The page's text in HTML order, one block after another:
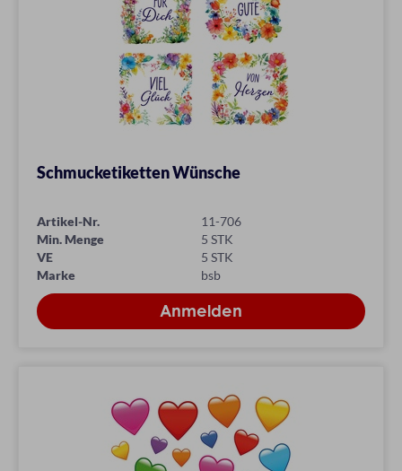
Schmucketiketten Wünsche
Artikel-Nr.
11-706
Min. Menge
5 STK
VE
5 STK
Marke
bsb